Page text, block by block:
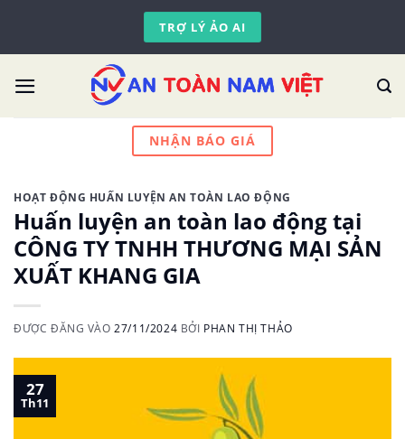
content
TRỢ LÝ ẢO AI
NHẬN BÁO GIÁ
HOẠT ĐỘNG HUẤN LUYỆN AN TOÀN LAO ĐỘNG
Huấn luyện an toàn lao động tại
CÔNG TY TNHH THƯƠNG MẠI SẢN
XUẤT KHANG GIA
ĐƯỢC ĐĂNG VÀO27/11/2024 BỞI PHAN THỊ THẢO
27
Th11